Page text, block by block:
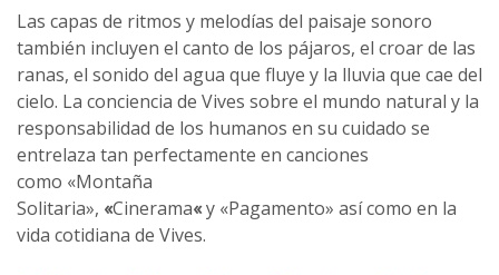
Las capas de ritmos y melodías del paisaje sonoro
también incluyen el canto de los pájaros, el croar de las
ranas, el sonido del agua que fluye y la lluvia que cae del
cielo. La conciencia de Vives sobre el mundo natural y la
responsabilidad de los humanos en su cuidado se
entrelaza tan perfectamente en canciones
como «Montaña
Solitaria», «Cinerama«y «Pagamento» así como en la
vida cotidiana de Vives.